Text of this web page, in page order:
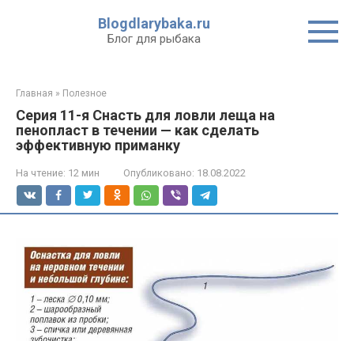
Blogdlarybaka.ru
Блог для рыбака
Главная » Полезное
Серия 11-я Снасть для ловли леща на
пенопласт в течении — как сделать
эффективную приманку
На чтение: 12 мин Опубликовано: 18.08.2022